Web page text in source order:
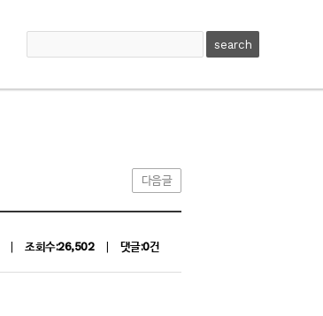
다음글
조회수:26,502 댓글:0건